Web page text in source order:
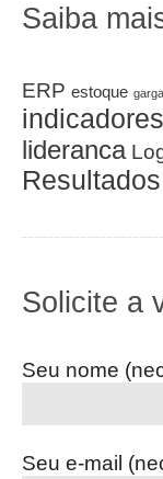
Saiba
ERP estoque
indicadores
lideranca
Resultados
Solicite a
Seu nome
Seu e-mail